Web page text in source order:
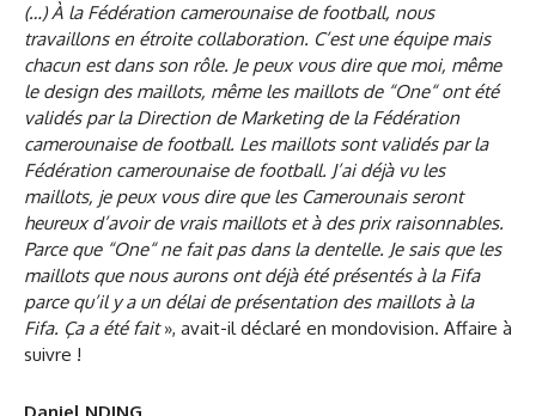
(…) À la Fédération camerounaise de football, nous
travaillons en étroite collaboration. C’est une équipe mais
chacun est dans son rôle. Je peux vous dire que moi, même
le design des maillots, même les maillots de “One“ ont été
validés par la Direction de Marketing de la Fédération
camerounaise de football. Les maillots sont validés par la
Fédération camerounaise de football. J’ai déjà vu les
maillots, je peux vous dire que les Camerounais seront
heureux d’avoir de vrais maillots et à des prix raisonnables.
Parce que “One“ ne fait pas dans la dentelle. Je sais que les
maillots que nous aurons ont déjà été présentés à la Fifa
parce qu’il y a un délai de présentation des maillots à la
Fifa. Ça a été fait», avait-il déclaré en mondovision. Affaire à
suivre !